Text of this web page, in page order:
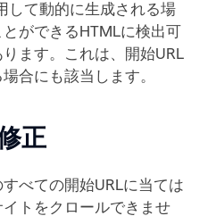
して動的に生成される場
ができるHTMLに検出可
ます。これは、開始URL
合にも該当します。
正
べての開始URLに当ては
トをクロールできませ